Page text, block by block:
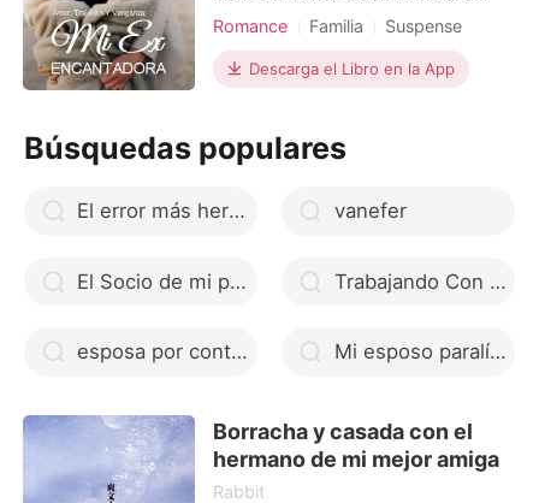
asesina. Abrumada por el odio, Maria
fue de la ciudad. Sin embargo, seis
años después, regresó con el rival
Como un fénix que se reencarna de
las cenizas, juró ha
Romance Familia
Suspense
Desarrollo marital
Venganza
Ex esposa
CEO
Descarga el Libro en la App
Búsquedas populares
El error más hermoso vanefer
El Socio de mi padre Trabajando Con El Amor
esposa por contrato Mi esposo paralítico contractual
Borracha y casada con el
hermano de mi mejor amiga
Rabbit